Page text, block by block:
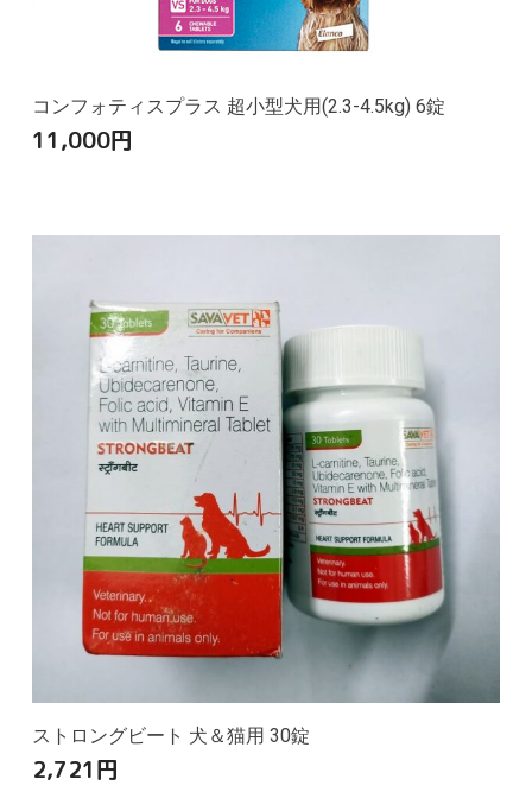
コンフォティスプラス 超小型犬用(2.3-4.5kg) 6錠
11,000円
ストロングビート 犬＆猫用 30錠
2,721円